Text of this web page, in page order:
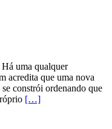
uma qualquer
acredita que uma nova
constrói ordenando que
[…]